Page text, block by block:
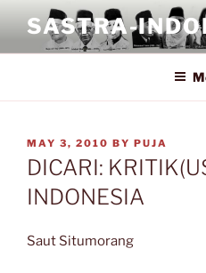
content
SASTRA-
POSTED
ON
MAY 3, 2010 BY PUJA
DICARI:
INDONESIA
Saut Situmorang